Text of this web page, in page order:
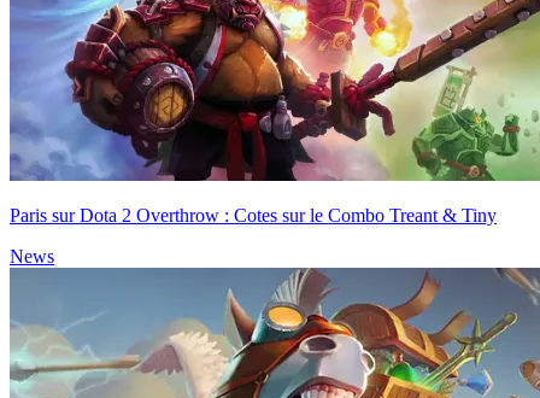
Paris sur Dota 2 Overthrow : Cotes sur le Combo Treant & Tiny
News